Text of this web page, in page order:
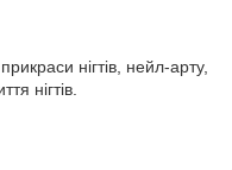
нігтів, нейл-арту,
нігтів.